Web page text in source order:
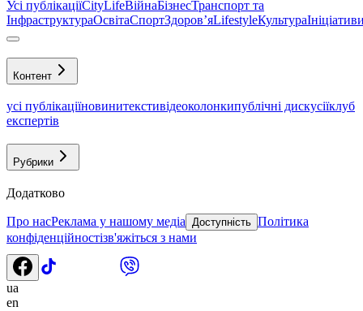
Усі публікаціїCityLifeВійнаБізнесТранспорт та
ІнфраструктураОсвітаСпортЗдоровʼяLifestyleКультура
Контент
усі публікаціїновинитекстивідеоколонкипублічні дискусіїклуб
експертів
Рубрики
Додатково
Про насРеклама у нашому медіа Доступність Політика
конфіденційностізв'яжіться з нами
ua
en